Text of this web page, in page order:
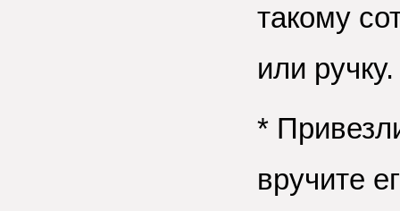
такому
или ручку.
*
вручите